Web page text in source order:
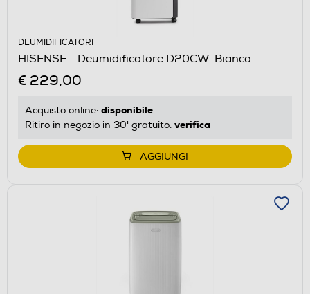
DEUMIDIFICATORI
HISENSE - Deumidificatore D20CW-Bianco
€ 229,00
Acquisto online: disponibile
Ritiro in negozio in 30' gratuito: verifica
AGGIUNGI